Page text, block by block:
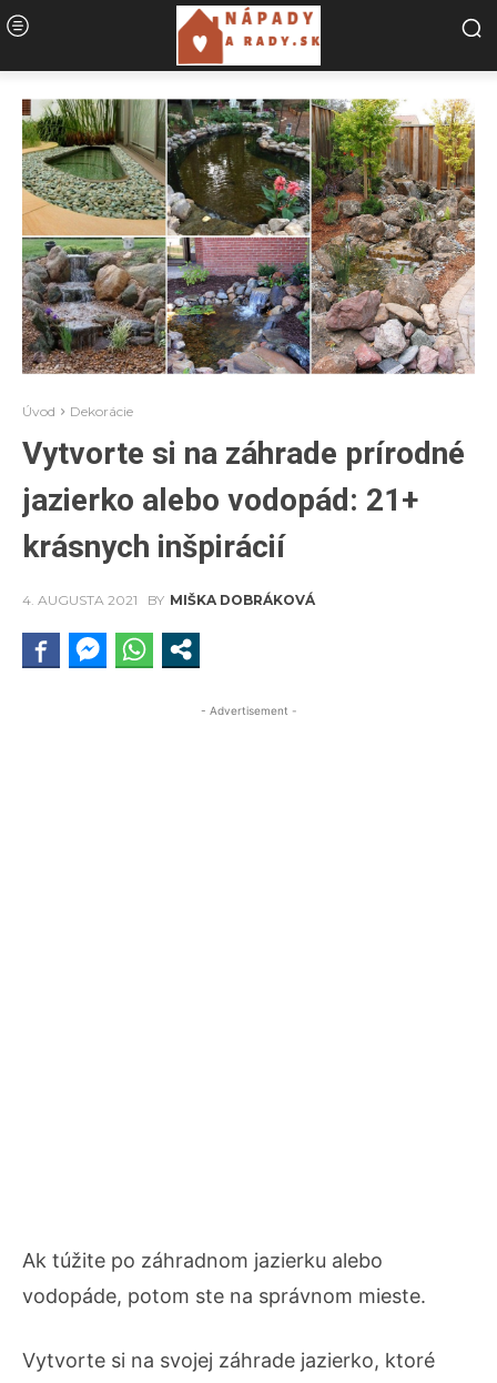
Úvod Dekorácie
Vytvorte si na záhrade prírodné
jazierko alebo vodopád: 21+
krásnych inšpirácií
4. AUGUSTA 2021 BY MIŠKA DOBRÁKOVÁ
- Advertisement -
Ak túžite po záhradnom jazierku alebo
vodopáde, potom ste na správnom mieste.
Vytvorte si na svojej záhrade jazierko, ktoré